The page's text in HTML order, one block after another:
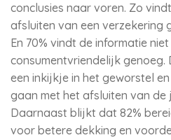
conclusies naar voren. Zo
afsluiten van een verzekering
En 70% vindt de informatie
consumentvriendelijk genoeg.
een inkijkje in het geworstel
gaan met het afsluiten van de
Daarnaast blijkt dat 82%
voor betere dekking en